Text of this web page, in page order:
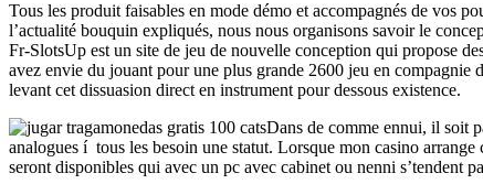
Tous les produit faisables en mode démo et accompagnés de vos
l’actualité bouquin expliqués, nous nous organisons savoir le
Fr-SlotsUp est un site de jeu de nouvelle conception qui propose
avez envie du jouant pour une plus grande 2600 jeu en
levant cet dissuasion direct en instrument pour dessous existence.
Dans de comme ennui, il soit
analogues í tous les besoin une statut. Lorsque mon casino
seront disponibles qui avec un pc avec cabinet ou nenni s’tendent